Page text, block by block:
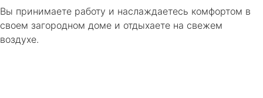
Вы принимаете работу и наслаждаетесь комфортом в
своем загородном доме и отдыхаете на свежем
воздухе.